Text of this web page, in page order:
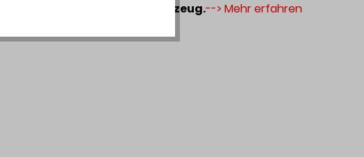
Service für Sie und Ihr Werkzeug.--> Mehr erfahren